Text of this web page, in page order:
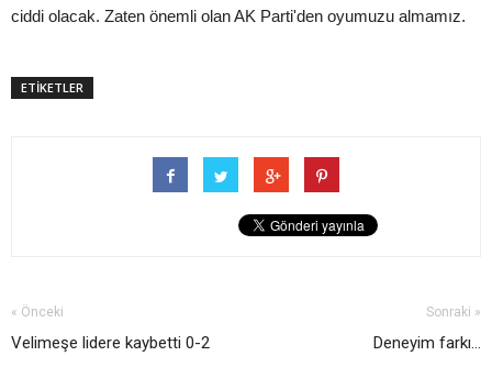
ciddi olacak. Zaten önemli olan AK Parti'den oyumuzu almamız.
ETİKETLER
« Önceki
Velimeşe lidere kaybetti 0-2
Sonraki »
Deneyim farkı...